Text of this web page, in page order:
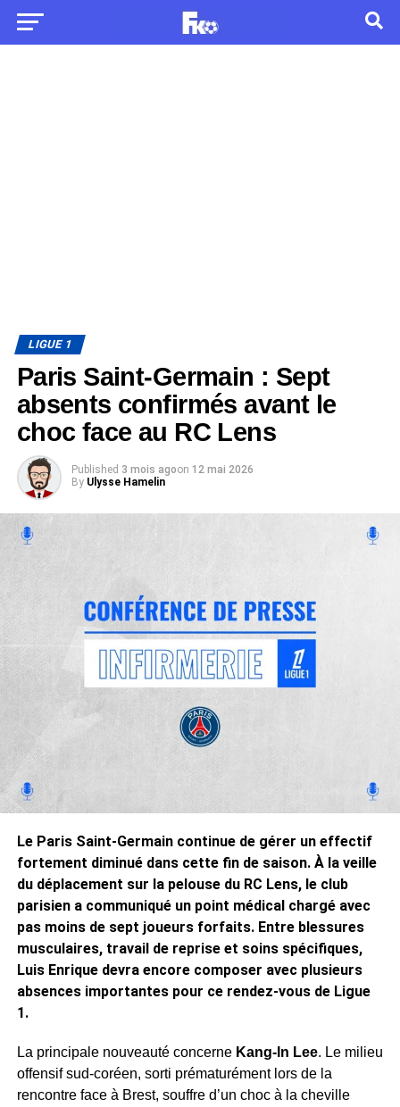
LIGUE 1
Paris Saint-Germain : Sept
absents confirmés avant le
choc face au RC Lens
Published 3 mois agoon 12 mai 2026
By Ulysse Hamelin
Le Paris Saint-Germain continue de gérer un effectif
fortement diminué dans cette fin de saison. À la veille
du déplacement sur la pelouse du RC Lens, le club
parisien a communiqué un point médical chargé avec
pas moins de sept joueurs forfaits. Entre blessures
musculaires, travail de reprise et soins spécifiques,
Luis Enrique devra encore composer avec plusieurs
absences importantes pour ce rendez-vous de Ligue
1.
La principale nouveauté concerne Kang-In Lee. Le milieu
offensif sud-coréen, sorti prématurément lors de la
rencontre face à Brest, souffre d’un choc à la cheville